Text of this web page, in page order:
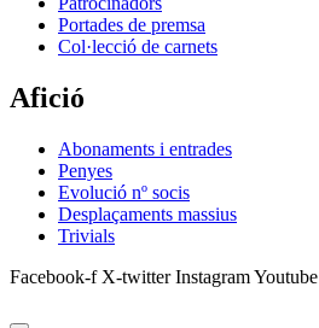
Portades de premsa
Col·lecció de carnets
Afició
Abonaments i entrades
Penyes
Evolució nº socis
Desplaçaments massius
Trivials
Facebook-f X-twitter InstagramYoutube